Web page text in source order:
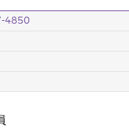
4850